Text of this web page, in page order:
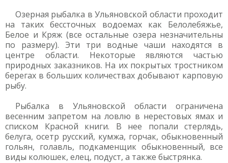
Озерная рыбалка в Ульяновской области проходит
на таких бессточных водоемах как Белолебяжье,
Белое и Кряж (все остальные озера незначительны
по размеру). Эти три водные чаши находятся в
центре области. Некоторые являются частью
природных заказников. На их покрытых тростником
берегах в больших количествах добывают карповую
рыбу.
Рыбалка в Ульяновской области ограничена
весенним запретом на ловлю в нерестовых ямах и
списком Красной книги. В нее попали стерлядь,
белуга, осетр русский, кумжа, горчак, обыкновенный
гольян, голавль, подкаменщик обыкновенный, все
виды колюшек, елец, подуст, а также быстрянка.